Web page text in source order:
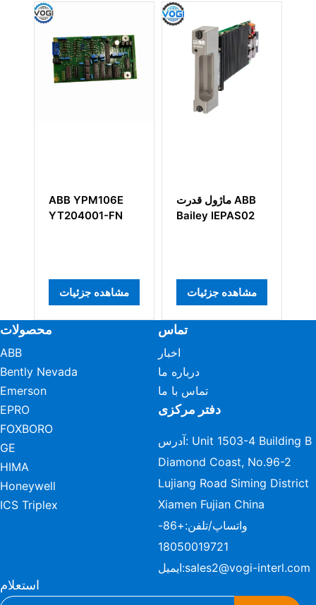
ABB YPM106E
YT204001-FN
مشاهده جزئیات
ماژول قدرت ABB
Bailey IEPAS02
مشاهده جزئیات
محصولات
ABB
Bently Nevada
Emerson
EPRO
FOXBORO
GE
HIMA
Honeywell
ICS Triplex
تماس
اخبار
درباره ما
تماس با ما
دفتر مرکزی
آدرس: Unit 1503-4 Building B
Diamond Coast, No.96-2
Lujiang Road Siming District
Xiamen Fujian China
واتساپ/تلفن:
+86-
18050019721
ایمیل:sales2@vogi-interl.com
استعلام